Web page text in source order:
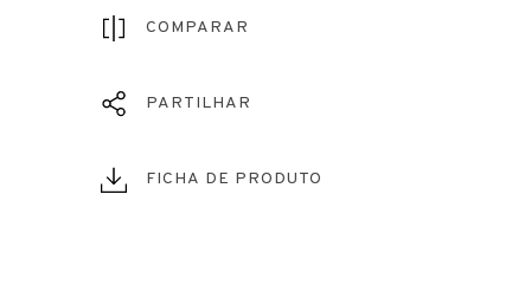
COMPARAR
PARTILHAR
FICHA DE PRODUTO